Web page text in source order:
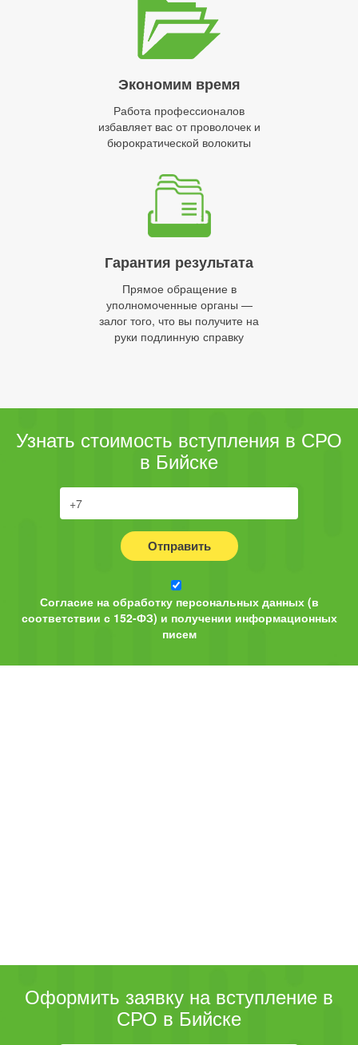
Экономим время
Работа профессионалов
избавляет вас от проволочек и
бюрократической волокиты
Гарантия результата
Прямое обращение в
уполномоченные органы —
залог того, что вы получите на
руки подлинную справку
Узнать стоимость вступления в СРО
в Бийске
Отправить
Согласие на обработку персональных данных (в
соответствии с 152-ФЗ) и получении информационных
писем
Оформить заявку на вступление в
СРО в Бийске